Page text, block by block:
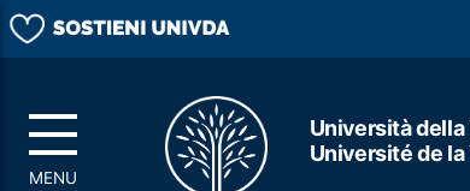
Università della
Université de